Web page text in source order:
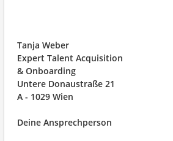
Tanja Weber
Expert Talent Acquisition
& Onboarding
Untere Donaustraße 21
A - 1029 Wien
Deine Ansprechperson